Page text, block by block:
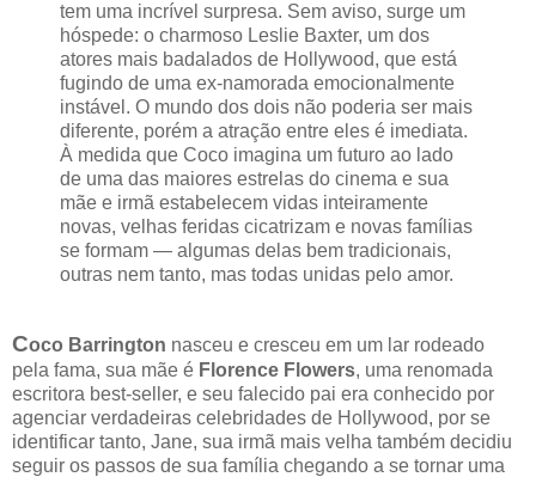
tem uma incrível surpresa. Sem aviso, surge um
hóspede: o charmoso Leslie Baxter, um dos
atores mais badalados de Hollywood, que está
fugindo de uma ex-namorada emocionalmente
instável. O mundo dos dois não poderia ser mais
diferente, porém a atração entre eles é imediata.
À medida que Coco imagina um futuro ao lado
de uma das maiores estrelas do cinema e sua
mãe e irmã estabelecem vidas inteiramente
novas, velhas feridas cicatrizam e novas famílias
se formam — algumas delas bem tradicionais,
outras nem tanto, mas todas unidas pelo amor.
Coco Barrington nasceu e cresceu em um lar rodeado
pela fama, sua mãe é Florence Flowers, uma renomada
escritora best-seller, e seu falecido pai era conhecido por
agenciar verdadeiras celebridades de Hollywood, por se
identificar tanto, Jane, sua irmã mais velha também decidiu
seguir os passos de sua família chegando a se tornar uma